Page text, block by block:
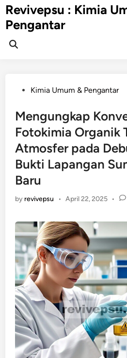
Skip
to
content
Revivepsu : Kimia
Pengantar
Open
PostedKimia Umum & Pengantar
Mengungkap
Fotokimia Organik
Atmosfer pada
Bukti Lapangan
Baru
by revivepsu • April 22, 2025 •